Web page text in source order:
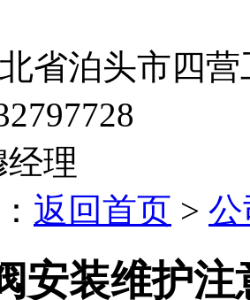
省泊头市四营
理
返回首页 >
安装维护